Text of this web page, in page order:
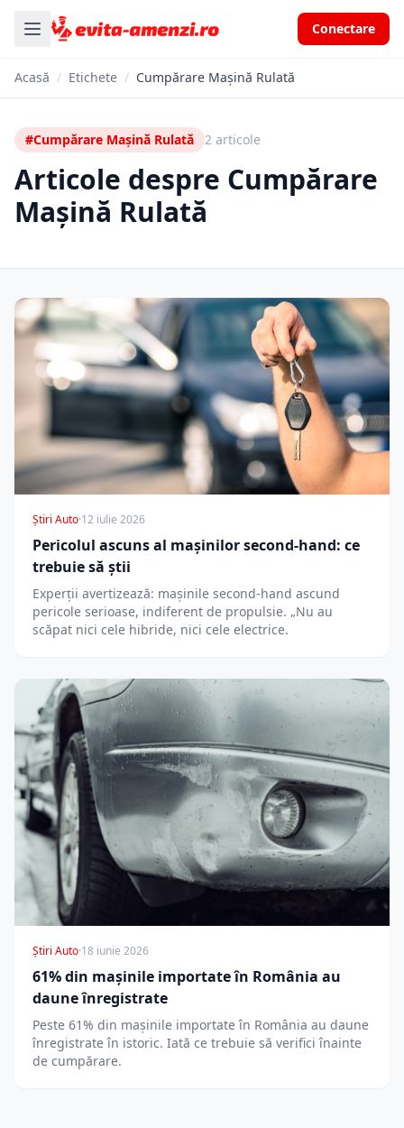
Conectare
Acasă / Etichete / Cumpărare Mașină Rulată
#Cumpărare Mașină Rulată 2 articole
Articole despre Cumpărare
Mașină Rulată
Știri Auto·12 iulie 2026
Pericolul ascuns al mașinilor second-hand: ce
trebuie să știi
Experții avertizează: mașinile second-hand ascund
pericole serioase, indiferent de propulsie. „Nu au
scăpat nici cele hibride, nici cele electrice.
Știri Auto·18 iunie 2026
61% din mașinile importate în România au
daune înregistrate
Peste 61% din mașinile importate în România au daune
înregistrate în istoric. Iată ce trebuie să verifici înainte
de cumpărare.